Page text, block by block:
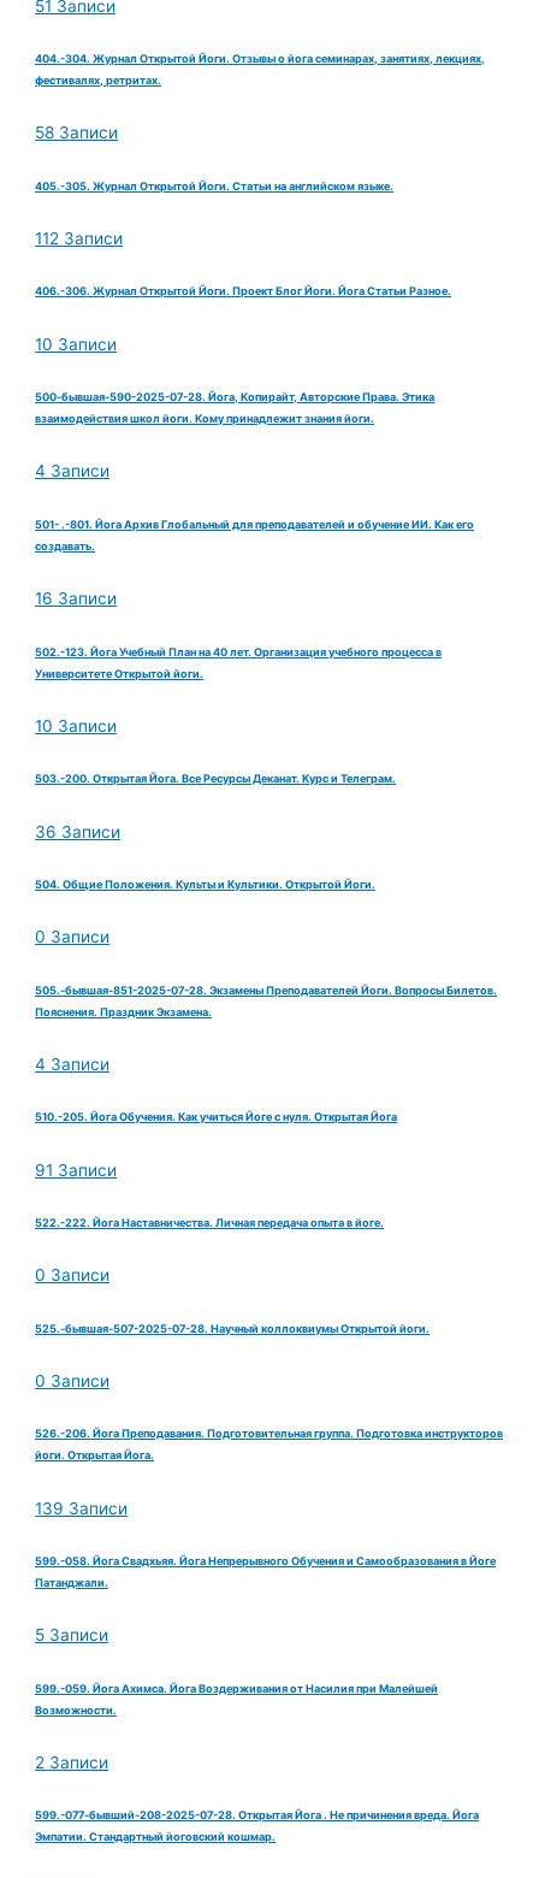
51 Записи
404.-304. Журнал Открытой Йоги. Отзывы о йога семинарах, занятиях, лекциях,
фестивалях, ретритах.
58 Записи
405.-305. Журнал Открытой Йоги. Статьи на английском языке.
112 Записи
406.-306. Журнал Открытой Йоги. Проект Блог Йоги. Йога Статьи Разное.
10 Записи
500-бывшая-590-2025-07-28. Йога, Копирайт, Авторские Права. Этика
взаимодействия школ йоги. Кому принадлежит знания йоги.
4 Записи
501- .-801. Йога Архив Глобальный для преподавателей и обучение ИИ. Как его
создавать.
16 Записи
502.-123. Йога Учебный План на 40 лет. Организация учебного процесса в
Университете Открытой йоги.
10 Записи
503.-200. Открытая Йога. Все Ресурсы Деканат. Курс и Телеграм.
36 Записи
504. Общие Положения. Культы и Культики. Открытой Йоги.
0 Записи
505.-бывшая-851-2025-07-28. Экзамены Преподавателей Йоги. Вопросы Билетов.
Пояснения. Праздник Экзамена.
4 Записи
510.-205. Йога Обучения. Как учиться Йоге с нуля. Открытая Йога
91 Записи
522.-222. Йога Наставничества. Личная передача опыта в йоге.
0 Записи
525.-бывшая-507-2025-07-28. Научный коллоквиумы Открытой йоги.
0 Записи
526.-206. Йога Преподавания. Подготовительная группа. Подготовка инструкторов
йоги. Открытая Йога.
139 Записи
599.-058. Йога Свадхьяя. Йога Непрерывного Обучения и Самообразования в Йоге
Патанджали.
5 Записи
599.-059. Йога Ахимса. Йога Воздерживания от Насилия при Малейшей
Возможности.
2 Записи
599.-077-бывший-208-2025-07-28. Открытая Йога . Не причинения вреда. Йога
Эмпатии. Стандартный йоговский кошмар.